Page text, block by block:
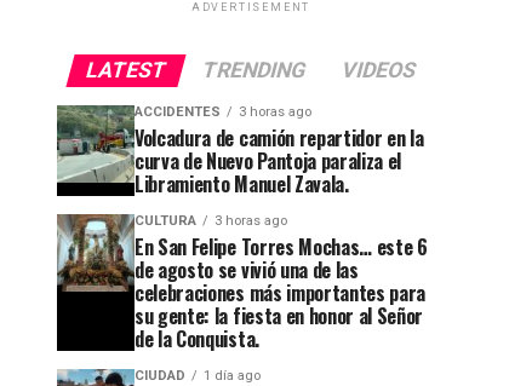
ADVERTISEMENT
LATEST TRENDING VIDEOS
ACCIDENTES 3 horas ago
Volcadura de camión repartidor en la
curva de Nuevo Pantoja paraliza el
Libramiento Manuel Zavala.
CULTURA 3 horas ago
En San Felipe Torres Mochas… este 6
de agosto se vivió una de las
celebraciones más importantes para
su gente: la fiesta en honor al Señor
de la Conquista.
CIUDAD 1 día ago